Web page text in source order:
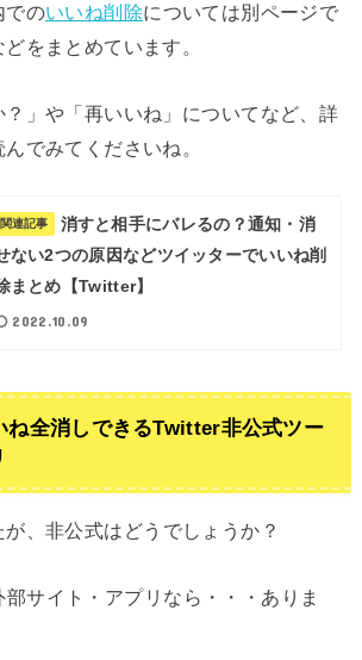
でのいいね削除については別ページで
をまとめています。
？」や「再いいね」についてなど、詳
でみてくださいね。
関連記事
消すと相手にバレるの？通知・消
ない2つの原因などツイッターでいいね削
まとめ【Twitter】
2022.10.09
ね全消しできるTwitter非公式ツー
、非公式はどうでしょうか？
サイト・アプリなら・・・ありま